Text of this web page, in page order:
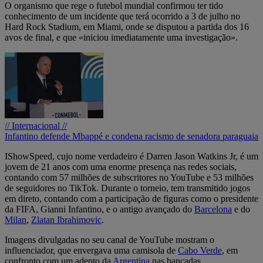
O organismo que rege o futebol mundial confirmou ter tido
conhecimento de um incidente que terá ocorrido a 3 de julho no
Hard Rock Stadium, em Miami, onde se disputou a partida dos 16
avos de final, e que «iniciou imediatamente uma investigação».
// Internacional //
Infantino defende Mbappé e condena racismo de senadora paraguaia
IShowSpeed, cujo nome verdadeiro é Darren Jason Watkins Jr, é um
jovem de 21 anos com uma enorme presença nas redes sociais,
contando com 57 milhões de subscritores no YouTube e 53 milhões
de seguidores no TikTok. Durante o torneio, tem transmitido jogos
em direto, contando com a participação de figuras como o presidente
da FIFA, Gianni Infantino, e o antigo avançado do Barcelona e do
Milan, Zlatan Ibrahimovic.
Imagens divulgadas no seu canal de YouTube mostram o
influenciador, que envergava uma camisola de Cabo Verde, em
confronto com um adepto da Argentina nas bancadas.